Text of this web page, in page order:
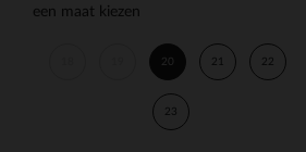
een maat kiezen
20 21 22
23